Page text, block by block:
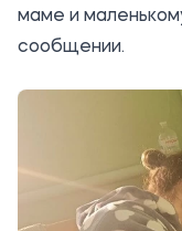
маме и
сообщении.